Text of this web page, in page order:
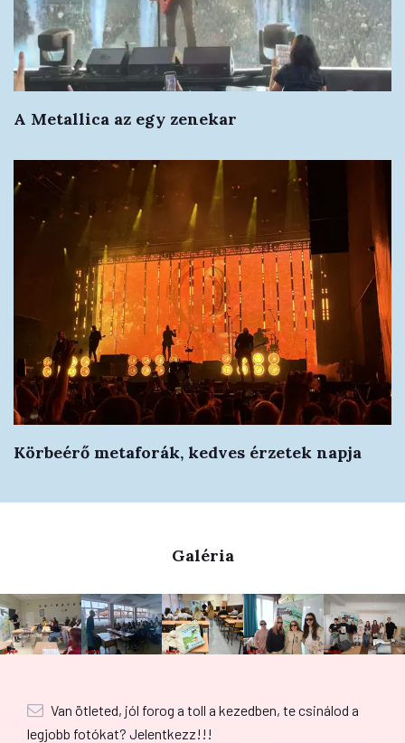
A Metallica az egy zenekar
Körbeérő metaforák, kedves érzetek napja
Galéria
Van ötleted, jól forog a toll a kezedben, te csinálod a
legjobb fotókat? Jelentkezz!!!